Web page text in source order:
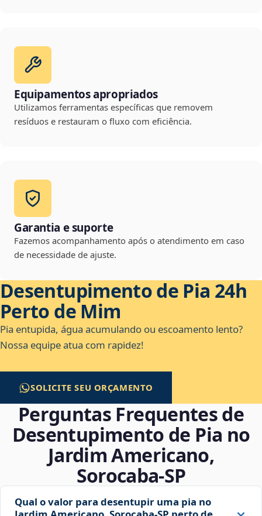
Equipamentos apropriados
Utilizamos ferramentas específicas que removem
resíduos e restauram o fluxo com eficiência.
Garantia e suporte
Fazemos acompanhamento após o atendimento em caso
de necessidade de ajuste.
Desentupimento de Pia 24h
Perto de Mim
Pia entupida, água acumulando ou escoamento lento?
Nossa equipe atua com rapidez!
SOLICITE SEU ORÇAMENTO
Perguntas Frequentes de
Desentupimento de Pia no
Jardim Americano,
Sorocaba‑SP
Qual o valor para desentupir uma pia no